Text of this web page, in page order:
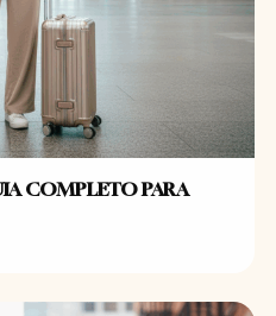
COMPLETO PARA